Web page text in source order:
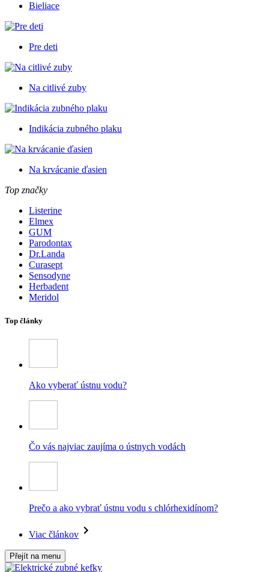
Bieliace
Pre deti
Na citlivé zuby
Indikácia zubného plaku
Na krvácanie ďasien
Top značky
Listerine
Elmex
GUM
Parodontax
Dr.Landa
Curasept
Sensodyne
Herbadent
Meridol
Top články
Ako vyberať ústnu vodu?
Čo vás najviac zaujíma o ústnych vodách
Prečo a ako vybrať ústnu vodu s chlórhexidínom?
Viac článkov
Přejít na menu